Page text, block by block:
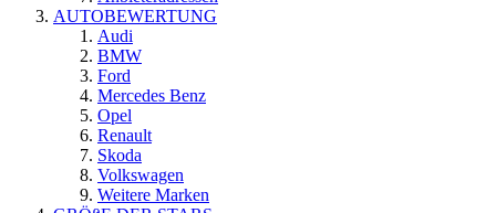
AUTOBEWERTUNG
Audi
BMW
Ford
Mercedes Benz
Opel
Renault
Skoda
Volkswagen
Weitere Marken